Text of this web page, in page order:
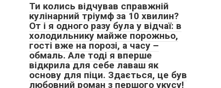
Ти колись відчував справжній
кулінарний тріумф за 10 хвилин?
От і я одного разу була у відчаї: в
холодильнику майже порожньо,
гості вже на порозі, а часу –
обмаль. Але тоді я вперше
відкрила для себе лаваш як
основу для піци. Здається, це був
любовний роман з першого укусу!